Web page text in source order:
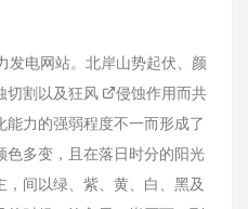
发电网站。北岸山势起伏、颜
切割以及狂风
侵蚀作用而共
力的强弱程度不一而形成了
多变，且在落日时分的阳光
间以绿、紫、黄、白、黑及